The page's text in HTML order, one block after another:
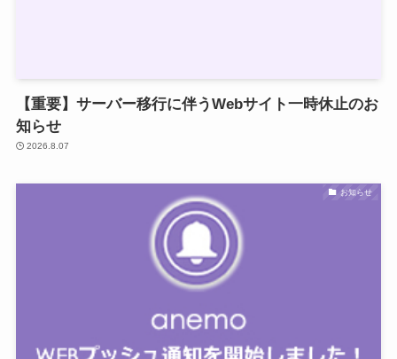
【重要】サーバー移行に伴うWebサイト一時休止のお
知らせ
2026.8.07
お知らせ